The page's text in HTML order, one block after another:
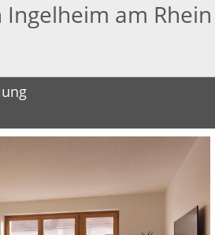
am Rhein